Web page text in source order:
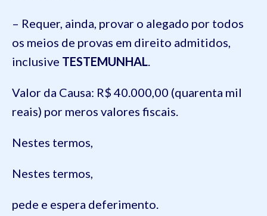
– Requer, ainda, provar o alegado por todos
os meios de provas em direito admitidos,
inclusive TESTEMUNHAL.
Valor da Causa: R$ 40.000,00 (quarenta mil
reais) por meros valores fiscais.
Nestes termos,
Nestes termos,
pede e espera deferimento.